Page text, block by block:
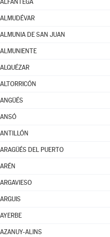
ALFÁNTEGA
ALMUDÉVAR
ALMUNIA DE SAN JUAN
ALMUNIENTE
ALQUÉZAR
ALTORRICÓN
ANGÜÉS
ANSÓ
ANTILLÓN
ARAGÜÉS DEL PUERTO
ARÉN
ARGAVIESO
ARGUIS
AYERBE
AZANUY-ALINS